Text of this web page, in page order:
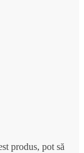
produs, pot să